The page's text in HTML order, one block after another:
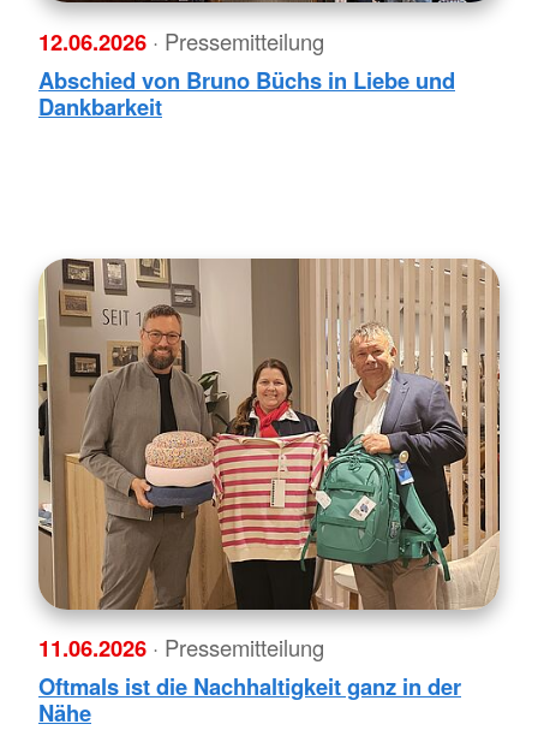
12.06.2026 · Pressemitteilung
Abschied von Bruno Büchs in Liebe und
Dankbarkeit
11.06.2026 · Pressemitteilung
Oftmals ist die Nachhaltigkeit ganz in der
Nähe